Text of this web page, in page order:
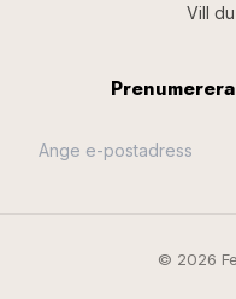
Vill
© 2026